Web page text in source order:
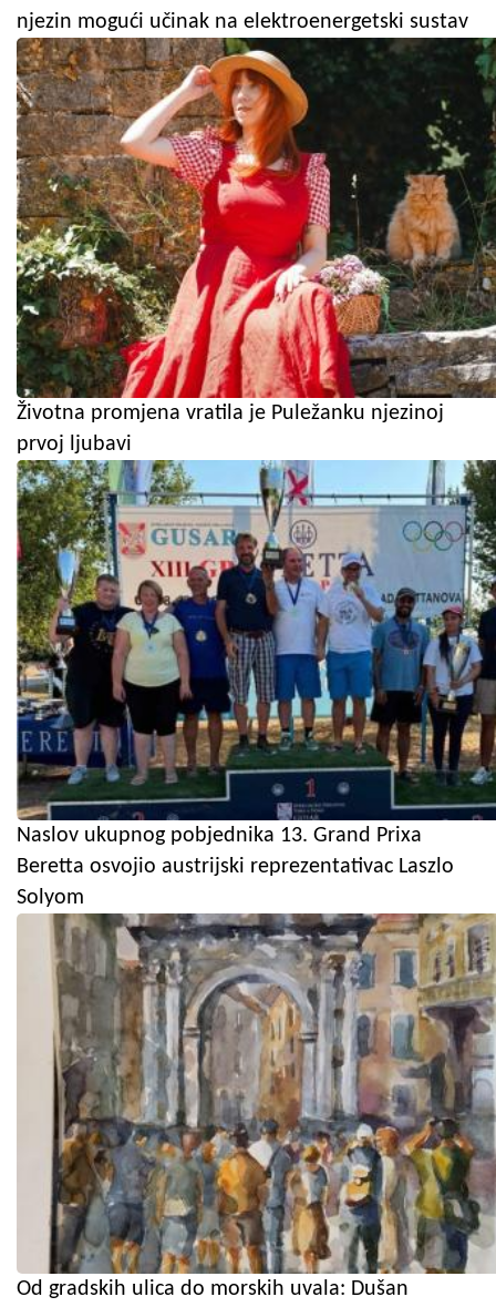
njezin mogući učinak na elektroenergetski sustav
Životna promjena vratila je Puležanku njezinoj
prvoj ljubavi
Naslov ukupnog pobjednika 13. Grand Prixa
Beretta osvojio austrijski reprezentativac Laszlo
Solyom
Od gradskih ulica do morskih uvala: Dušan